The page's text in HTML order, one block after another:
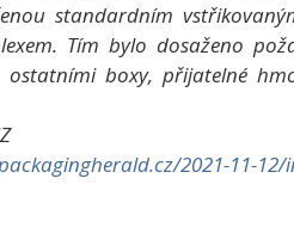
standardním
Tím bylo dosaženo
ostatními boxy, přijatelné
2021-11-